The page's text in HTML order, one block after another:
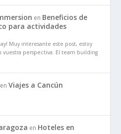
en Beneficios de
para actividades
Muy interesante este post, estoy
perspectiva. El team building
enViajes a Cancún
en Hoteles en